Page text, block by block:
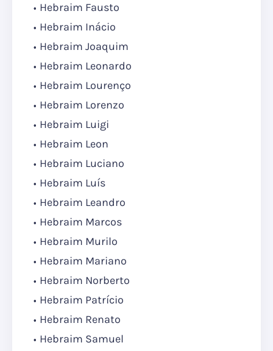
Hebraim Fausto
Hebraim Inácio
Hebraim Joaquim
Hebraim Leonardo
Hebraim Lourenço
Hebraim Lorenzo
Hebraim Luigi
Hebraim Leon
Hebraim Luciano
Hebraim Luís
Hebraim Leandro
Hebraim Marcos
Hebraim Murilo
Hebraim Mariano
Hebraim Norberto
Hebraim Patrício
Hebraim Renato
Hebraim Samuel